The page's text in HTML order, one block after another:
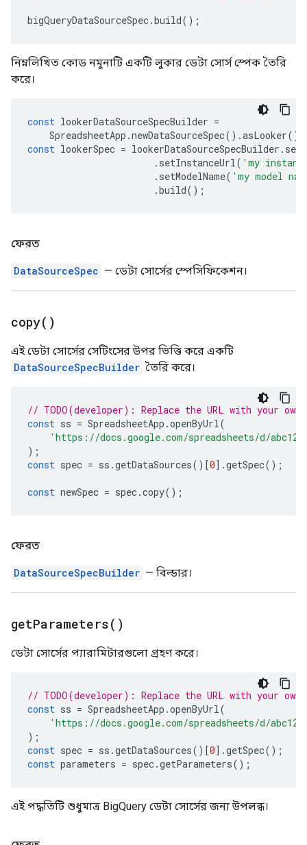
bigQueryDataSourceSpec.build();
নিম্নলিখিত কোড নমুনাটি একটি লুকার ডেটা সোর্স স্পেক তৈরি
করে।
const lookerDataSourceSpecBuilder =
SpreadsheetApp .newDataSourceSpec().asLooker();
const lookerSpec = lookerDataSourceSpecBuilder .
. setInstanceUrl( 'my
. setModelName( 'my model
.build();
ফেরত
DataSourceSpec — ডেটা সোর্সের স্পেসিফিকেশন।
copy( )
এই ডেটা সোর্সের সেটিংসের উপর ভিত্তি করে একটি
DataSourceSpecBuilder তৈরি করে।
// TODO(developer): Replace the URL with your own.
const ss = SpreadsheetApp .openByUrl(
'https://docs.google.com/spreadsheets/d/
);
const spec = ss .getDataSources()[0].getSpec();
const newSpec = spec.copy();
ফেরত
DataSourceSpecBuilder — বিল্ডার।
getParameters( )
ডেটা সোর্সের প্যারামিটারগুলো গ্রহণ করে।
// TODO(developer): Replace the URL with your own.
const ss = SpreadsheetApp .openByUrl(
'https://docs.google.com/spreadsheets/d/
);
const spec = ss .getDataSources()[0].getSpec();
const parameters = spec.getParameters();
এই পদ্ধতিটি শুধুমাত্র BigQuery ডেটা সোর্সের জন্য উপলব্ধ।